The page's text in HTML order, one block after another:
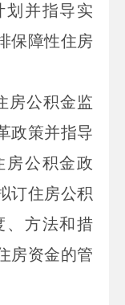
划并指导实
保障性住房
房公积金监
政策并指导
房公积金政
订住房公积
、方法和措
房资金的管